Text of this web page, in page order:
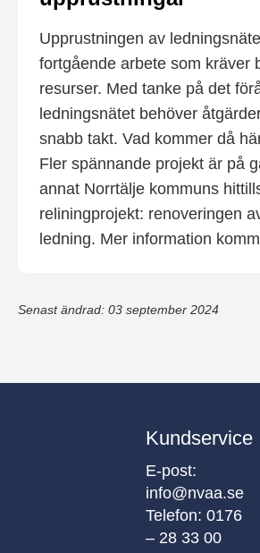
Upprustningen av
fortgående arbete som kräver
resurser. Med tanke på det
ledningsnätet behöver
snabb takt. Vad kommer då
Fler spännande projekt är på
annat Norrtälje kommuns
reliningprojekt: renoveringen
ledning. Mer information
Senast ändrad: 03 september 2024
Kundservice
E-post:
info@nvaa.se
Telefon: 0176
– 28 33 00